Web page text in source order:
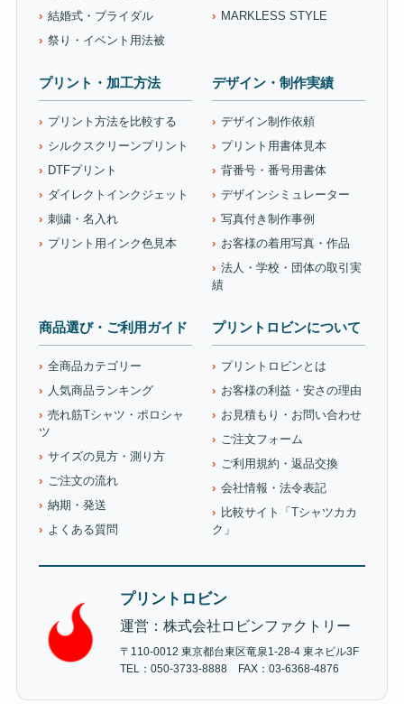
結婚式・ブライダル
祭り・イベント用法被
MARKLESS STYLE
プリント・加工方法
プリント方法を比較する
シルクスクリーンプリント
DTFプリント
ダイレクトインクジェット
刺繍・名入れ
プリント用インク色見本
デザイン・制作実績
デザイン制作依頼
プリント用書体見本
背番号・番号用書体
デザインシミュレーター
写真付き制作事例
お客様の着用写真・作品
法人・学校・団体の取引実
績
商品選び・ご利用ガイド
全商品カテゴリー
人気商品ランキング
売れ筋Tシャツ・ポロシャ
ツ
サイズの見方・測り方
ご注文の流れ
納期・発送
よくある質問
プリントロビンについて
プリントロビンとは
お客様の利益・安さの理由
お見積もり・お問い合わせ
ご注文フォーム
ご利用規約・返品交換
会社情報・法令表記
比較サイト「Tシャツカカ
ク」
プリントロビン
運営：株式会社ロビンファクトリー
〒110-0012 東京都台東区竜泉1-28-4 東ネビル3F
TEL：050-3733-8888 FAX：03-6368-4876